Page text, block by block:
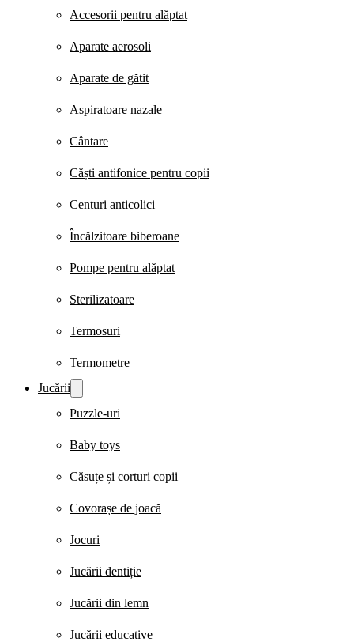
Accesorii pentru alăptat
Aparate aerosoli
Aparate de gătit
Aspiratoare nazale
Cântare
Căști antifonice pentru copii
Centuri anticolici
Încălzitoare biberoane
Pompe pentru alăptat
Sterilizatoare
Termosuri
Termometre
Jucării
Puzzle-uri
Baby toys
Căsuțe și corturi copii
Covorașe de joacă
Jocuri
Jucării dentiție
Jucării din lemn
Jucării educative